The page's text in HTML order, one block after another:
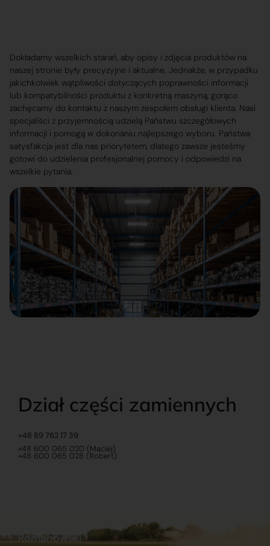
Dokładamy wszelkich starań, aby opisy i zdjęcia produktów na
naszej stronie były precyzyjne i aktualne. Jednakże, w przypadku
jakichkolwiek wątpliwości dotyczących poprawności informacji
lub kompatybilności produktu z konkretną maszyną, gorąco
zachęcamy do kontaktu z naszym zespołem obsługi klienta. Nasi
specjaliści z przyjemnością udzielą Państwu szczegółowych
informacji i pomogą w dokonaniu najlepszego wyboru. Państwa
satysfakcja jest dla nas priorytetem, dlatego zawsze jesteśmy
gotowi do udzielenia profesjonalnej pomocy i odpowiedzi na
wszelkie pytania.
Dział części zamiennych
+48 89 762 17 39
+48 600 065 020 (Maciej)
+48 600 065 028 (Robert)
Romanowski